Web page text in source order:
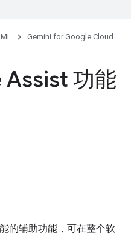
Gemini for Google Cloud
功能
的辅助功能，可在整个软